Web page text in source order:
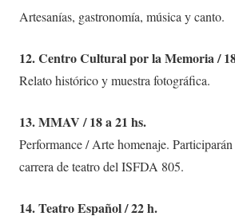
Artesanías, gastronomía, música y canto.
12. Centro Cultural por la Memoria /
Relato histórico y muestra fotográfica.
13. MMAV / 18 a 21 hs.
Performance / Arte homenaje.
carrera de teatro del ISFDA 805.
14. Teatro Español / 22 h.